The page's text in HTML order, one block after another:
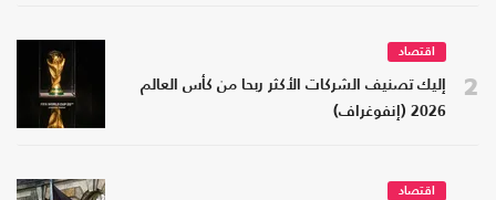
2
اقتصاد
إليك تصنيف الشركات الأكثر ربحا من كأس العالم
2026 (إنفوغراف)
اقتصاد